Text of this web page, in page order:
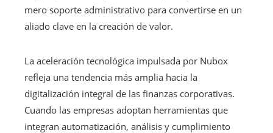
mero soporte administrativo para convertirse en un
aliado clave en la creación de valor.
La aceleración tecnológica impulsada por Nubox
refleja una tendencia más amplia hacia la
digitalización integral de las finanzas corporativas.
Cuando las empresas adoptan herramientas que
integran automatización, análisis y cumplimiento